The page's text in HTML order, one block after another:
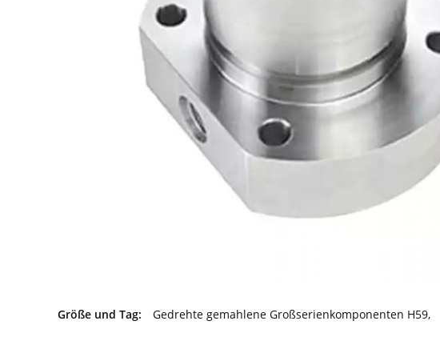
Größe und Tag: Gedrehte gemahlene Großserienkomponenten H59,